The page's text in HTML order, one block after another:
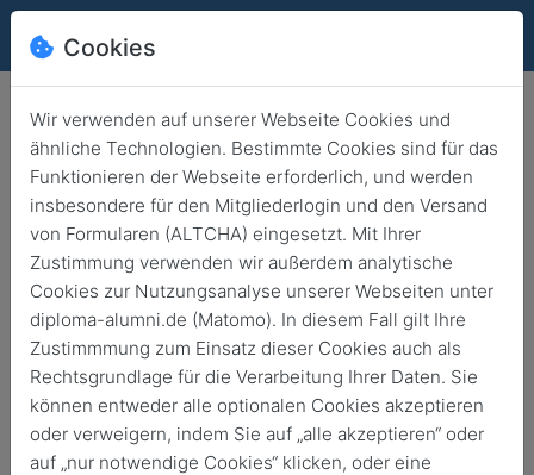
News
Cookies
Wir verwenden auf unserer Webseite Cookies und
ähnliche Technologien. Bestimmte Cookies sind für das
Funktionieren der Webseite erforderlich, und werden
insbesondere für den Mitgliederlogin und den Versand
von Formularen (ALTCHA) eingesetzt. Mit Ihrer
Zustimmung verwenden wir außerdem analytische
Cookies zur Nutzungsanalyse unserer Webseiten unter
diploma-alumni.de (Matomo). In diesem Fall gilt Ihre
Zustimmmung zum Einsatz dieser Cookies auch als
Rechtsgrundlage für die Verarbeitung Ihrer Daten. Sie
können entweder alle optionalen Cookies akzeptieren
oder verweigern, indem Sie auf „alle akzeptieren“ oder
auf „nur notwendige Cookies“ klicken, oder eine